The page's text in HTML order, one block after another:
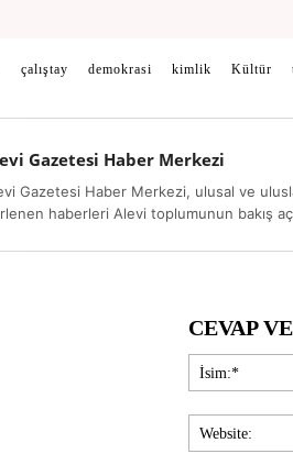
çalıştay demokrasi kimlik Kültür
Gazetesi Haber Merkezi
Gazetesi Haber Merkezi, ulusal ve
haberleri Alevi toplumunun bakış
CEVAP